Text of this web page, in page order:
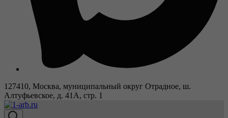
127410, Москва, муниципальный округ Отрадное, ш.
Алтуфьевское, д. 41А, стр. 1